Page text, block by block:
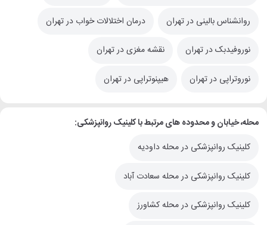
روانشناس بالینی در تهران درمان اختلالات خواب در تهران
نوروفیدبک در تهران نقشه مغزی در تهران
نوروتراپی در تهران هیپنوتراپی در تهران
محله، خیابان و محدوده های مرتبط با کلینیک روانپزشکی:
کلینیک روانپزشکی در محله داودیه
کلینیک روانپزشکی در محله سعادت آباد
کلینیک روانپزشکی در محله کشاورز